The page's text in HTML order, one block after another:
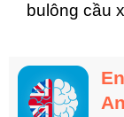
bulông cầu